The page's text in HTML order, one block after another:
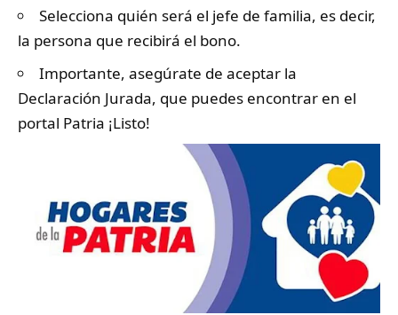
Selecciona quién será el jefe de familia, es decir,
la persona que recibirá el bono.
Importante, asegúrate de aceptar la
Declaración Jurada, que puedes encontrar en el
portal Patria ¡Listo!